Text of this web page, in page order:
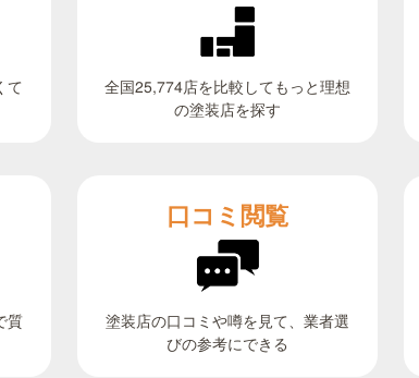
て 全国25,774店を比較してもっと理想
の塗装店を探す
質
口コミ閲覧
塗装店の口コミや噂を見て、業者選
びの参考にできる